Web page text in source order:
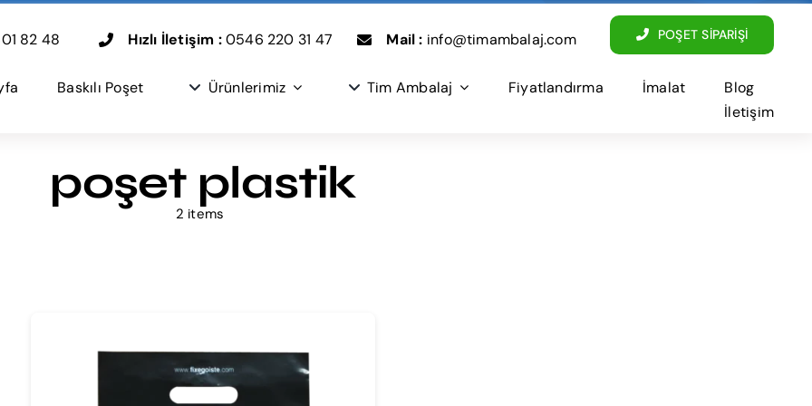
82 48 Hızlı İletişim :0546 220 31 47 Mail : info@timambalaj.com POŞET SİPARİŞİ
Baskılı Poşet Ürünlerimiz Tim Ambalaj Fiyatlandırma İmalat
Blog
İletişim
poşet plastik
2 items